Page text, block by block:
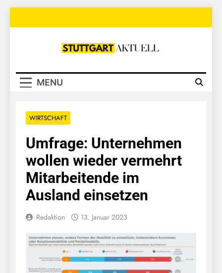
Stuttgart
MENU
WIRTSCHAFT
Umfrage: Unternehmen
wollen wieder vermehrt
Mitarbeitende im
Ausland einsetzen
Redaktion 13. Januar 2023